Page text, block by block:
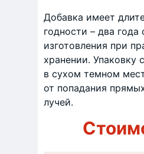
Добавка имеет
годности – два года
изготовления при
хранении. Упаковку
в сухом темном
от попадания
лучей.